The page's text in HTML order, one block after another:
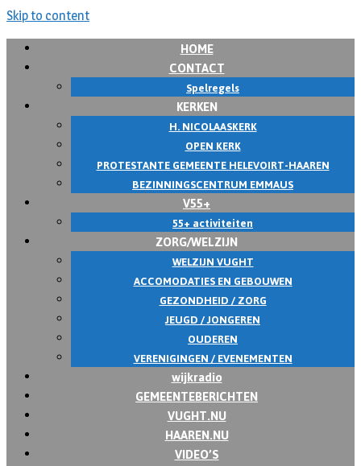
Skip to content
HOME
CONTACT
Spelregels
KERKEN
H. NICOLAASKERK
OPEN KERK
PROTESTANTE GEMEENTE HELEVOIRT-HAAREN
BEZINNINGSCENTRUM EMMAUS
V55+
55+ activiteiten
ZORG/WELZIJN
WELZIJN VUGHT
ACCOMODATIES EN GEBOUWEN
GEZONDHEID / ZORG
JEUGD / JONGEREN
OUDEREN
VERENIGINGEN / EVENEMENTEN
wijkradio
GEMEENTEBERICHTEN
VUGHT.NU
HAAREN.NU
VIDEO’S